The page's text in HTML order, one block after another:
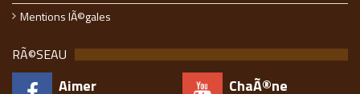
Mentions lÃ©gales
RÃ©SEAU
Aimer ChaÃ®ne